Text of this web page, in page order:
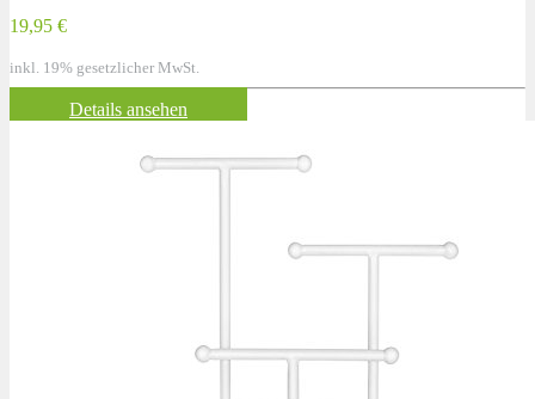
19,95 €
inkl. 19% gesetzlicher MwSt.
Details ansehen